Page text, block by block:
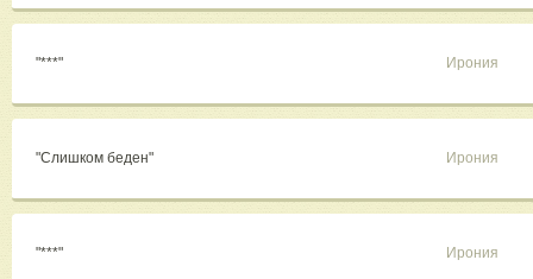
"***" Ирония
"Слишком беден" Ирония
"***" Ирония